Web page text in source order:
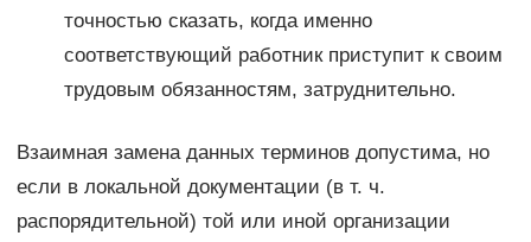
точностью сказать, когда именно
соответствующий работник приступит к своим
трудовым обязанностям, затруднительно.
Взаимная замена данных терминов допустима, но
если в локальной документации (в т. ч.
распорядительной) той или иной организации